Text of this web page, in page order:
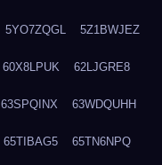
5YO7ZQGL 5Z1BWJEZ
60X8LPUK 62LJGRE8
63SPQINX 63WDQUHH
65TIBAG5 65TN6NPQ